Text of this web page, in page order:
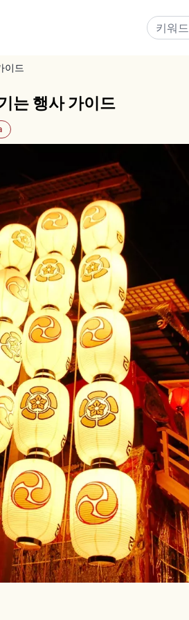
이드
는 행사 가이드